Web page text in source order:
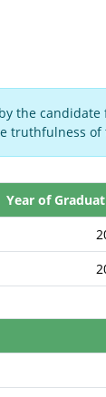
the
truthfulness
Year of